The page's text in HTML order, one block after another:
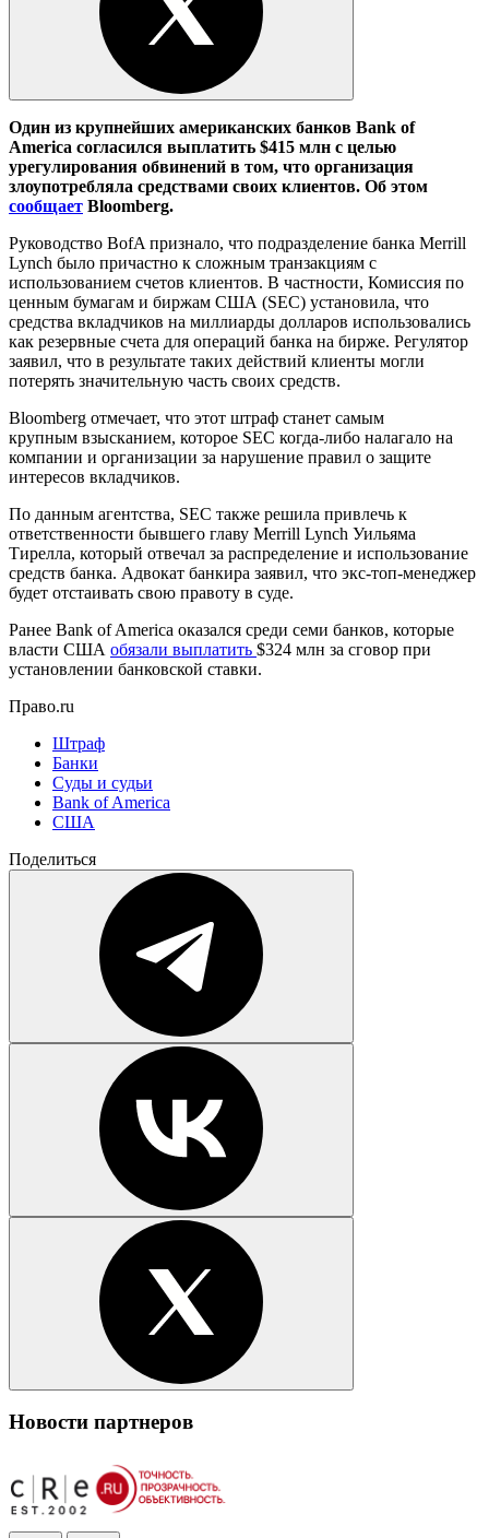
Один из крупнейших американских банков Bank of
America согласился выплатить $415 млн с целью
урегулирования обвинений в том, что организация
злоупотребляла средствами своих клиентов. Об этом
сообщает Bloomberg.
Руководство BofA признало, что подразделение банка Merrill
Lynch было причастно к сложным транзакциям с
использованием счетов клиентов. В частности, Комиссия по
ценным бумагам и биржам США (SEC) установила, что
средства вкладчиков на миллиарды долларов использовались
как резервные счета для операций банка на бирже. Регулятор
заявил, что в результате таких действий клиенты могли
потерять значительную часть своих средств.
Bloomberg отмечает, что этот штраф станет самым
крупным взысканием, которое SEC когда-либо налагало на
компании и организации за нарушение правил о защите
интересов вкладчиков.
По данным агентства, SEC также решила привлечь к
ответственности бывшего главу Merrill Lynch Уильяма
Тирелла, который отвечал за распределение и использование
средств банка. Адвокат банкира заявил, что экс-топ-менеджер
будет отстаивать свою правоту в суде.
Ранее Bank of America оказался среди семи банков, которые
власти США обязали выплатить $324 млн за сговор при
установлении банковской ставки.
Право.ru
Штраф
Банки
Суды и судьи
Bank of America
США
Поделиться
Новости партнеров